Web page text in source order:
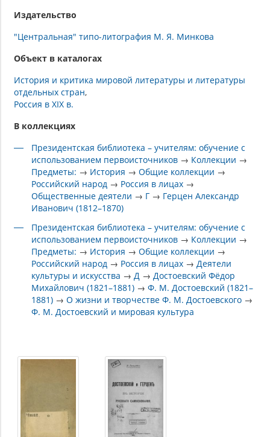
Издательство
"Центральная" типо-литография М. Я. Минкова
Объект в каталогах
История и критика мировой литературы и литературы
отдельных стран
Россия в XIX в.
В коллекциях
Президентская библиотека – учителям: обучение с
использованием первоисточников → Коллекции →
Предметы: → История →Общие коллекции →
Российский народ → Россия в лицах →
Общественные деятели → Г → Герцен Александр
Иванович (1812–1870)
Президентская библиотека – учителям: обучение с
использованием первоисточников → Коллекции →
Предметы: → История →Общие коллекции →
Российский народ → Россия в лицах →Деятели
культуры и искусства →Д →Достоевский Фёдор
Михайлович (1821–1881) →Ф. М. Достоевский (1821–
1881) →О жизни и творчестве Ф. М. Достоевского →
Ф. М. Достоевский и мировая культура